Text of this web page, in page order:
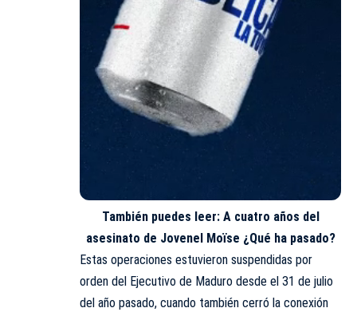
También puedes leer: A cuatro años del
asesinato de Jovenel Moïse ¿Qué ha pasado?
Estas operaciones estuvieron suspendidas por
orden del Ejecutivo de Maduro desde el 31 de julio
del año pasado, cuando también cerró la conexión